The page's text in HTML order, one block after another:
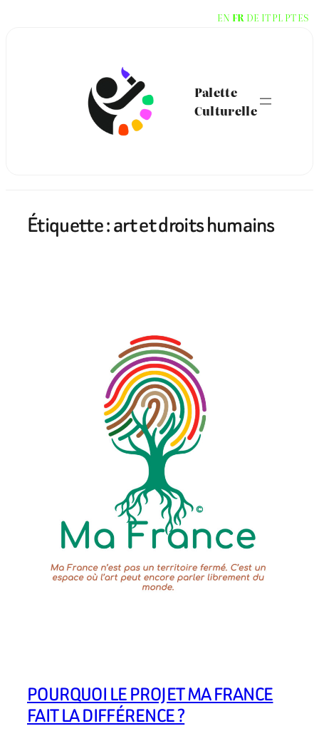
Palette
Culturelle
Étiquette :art et droits humains
POURQUOI LE PROJET MA FRANCE
FAIT LA DIFFÉRENCE ?
EN FR DE ITPL PTES